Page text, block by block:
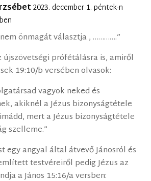
2023. december 1. péntek-n
önmagát választja , ………….”
újszövetségi prófétálásra is, amiről
19:10/b versében olvasok:
vagyok neked és
akiknél a Jézus bizonyságtétele
mert a Jézus bizonyságtétele
szelleme.”
egy angyal által átvevő Jánosról és
testvéreiről pedig Jézus az
a János 15:16/a versben: